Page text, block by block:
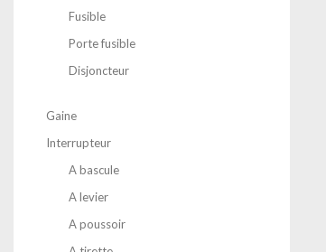
Fusible
Porte fusible
Disjoncteur
Gaine
Interrupteur
A bascule
A levier
A poussoir